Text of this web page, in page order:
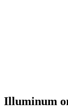
Illuminum